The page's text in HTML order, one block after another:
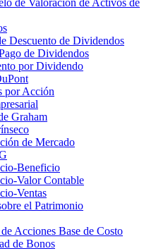
Descuento de Dividendos
de Dividendos
por Dividendo
por Acción
Graham
de Mercado
Beneficio
Valor Contable
Ventas
el Patrimonio
Acciones Base de Costo
de Bonos